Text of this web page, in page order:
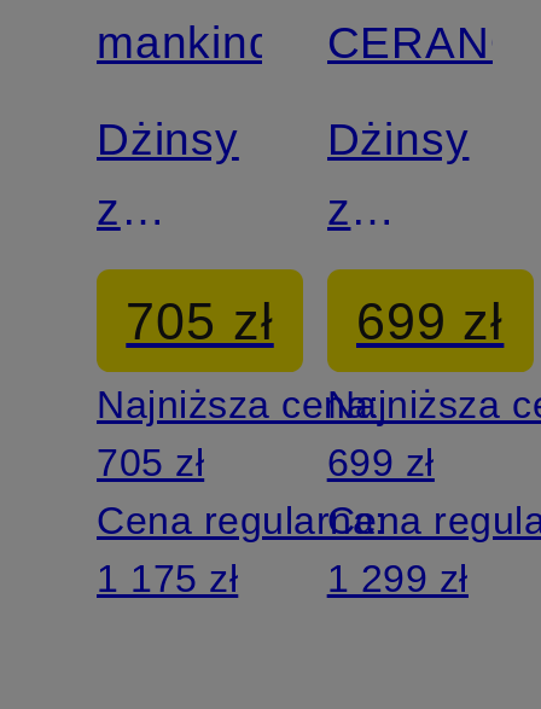
mankind
Dżinsy
z
rozszerzanymi
nogawkami
MODERN
DOJO
705 zł
Najniższa cena:
705 zł
Cena regularna:
1 175 zł
Match
CERANO
Dżinsy
z
szerokimi
699 zł
Najniższa
699 zł
Cena
1 299 zł